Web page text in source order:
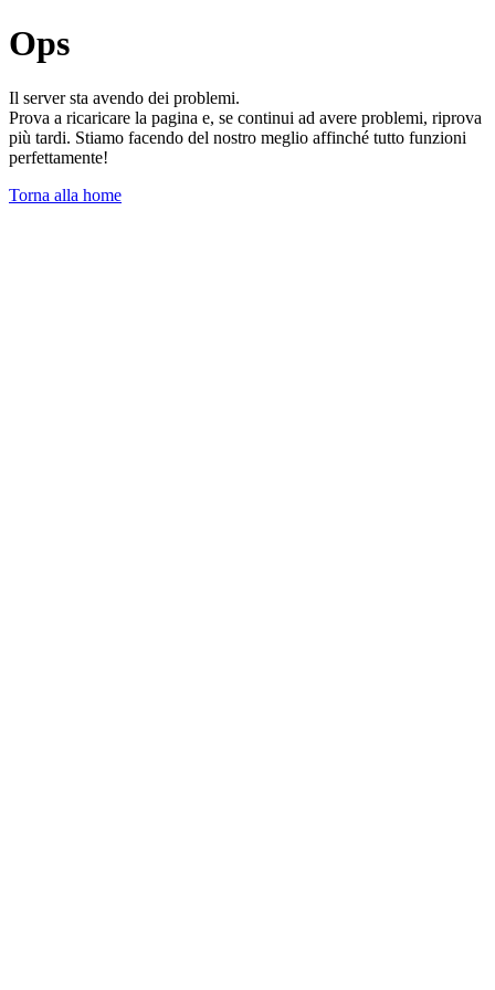
Ops
Il server sta avendo dei problemi.
Prova a ricaricare la pagina e, se continui ad avere problemi, riprova
più tardi. Stiamo facendo del nostro meglio affinché tutto funzioni
perfettamente!
Torna alla home